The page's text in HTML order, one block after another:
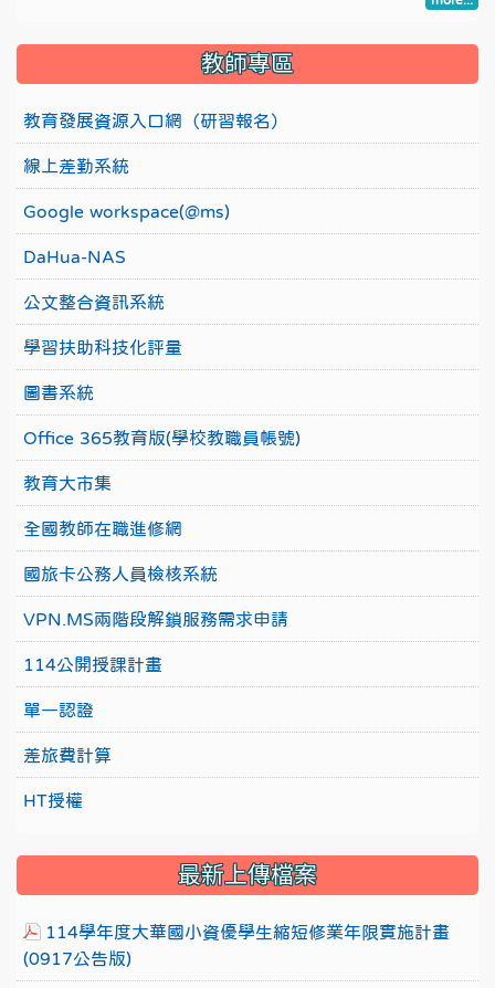
教師專區
教育發展資源入口網（研習報名）
線上差勤系統
Google workspace(@ms)
DaHua-NAS
公文整合資訊系統
學習扶助科技化評量
圖書系統
Office 365教育版(學校教職員帳號)
教育大市集
全國教師在職進修網
國旅卡公務人員檢核系統
VPN.MS兩階段解鎖服務需求申請
114公開授課計畫
單一認證
差旅費計算
HT授權
最新上傳檔案
114學年度大華國小資優學生縮短修業年限實施計畫
(0917公告版)